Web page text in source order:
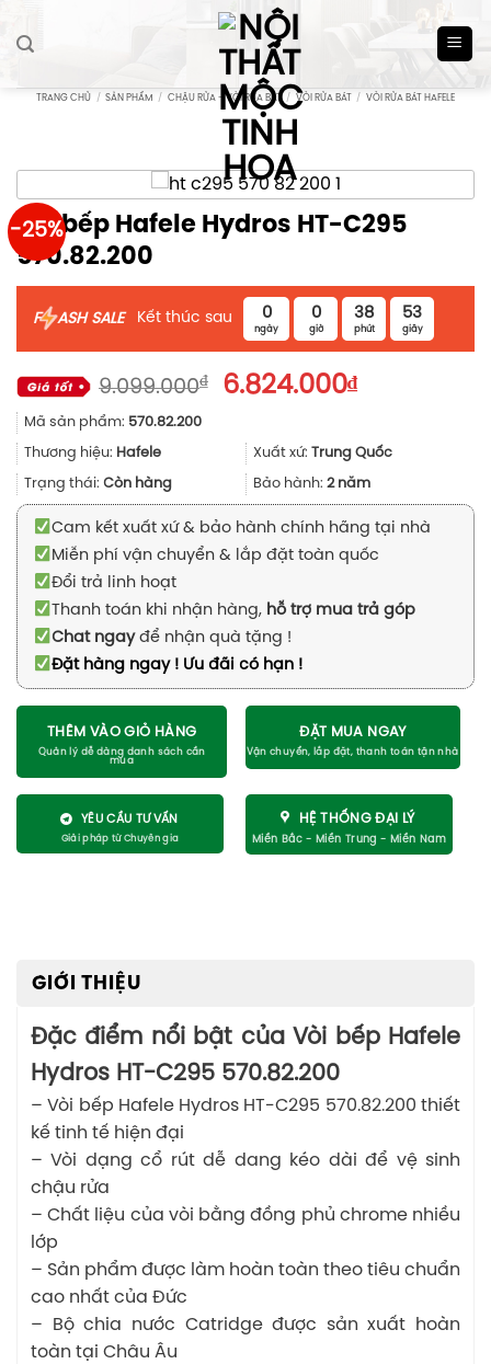
TRANG CHỦ / SẢN PHẨM / CHẬU RỬA - VÒI RỬA BÁT / VÒI RỬA BÁT / VÒI RỬA BÁT HAFELE
-25%
Vòi bếp Hafele Hydros HT-C295
570.82.200
F ASH SALE Kết thúc sau 0
ngày
0
giờ
38
phút
53
giây
9.099.000₫
Giá
9.099.000₫.
6.824.000₫Giá
là:
6.824.000₫.
Mã sản phẩm: 570.82.200
Thương hiệu: Hafele Xuất xứ: Trung Quốc
Trạng thái: Còn hàng Bảo hành: 2 năm
Cam kết xuất xứ & bảo hành chính hãng tại nhà
Miễn phí vận chuyển & lắp đặt toàn quốc
Đổi trả linh hoạt
Thanh toán khi nhận hàng, hỗ trợ mua trả góp
Chat ngayđể nhận quà tặng !
Đặt hàng ngay ! Ưu đãi có hạn !
THÊM VÀO GIỎ HÀNG ĐẶT MUA NGAY
YÊU CẦU TƯ VẤN HỆ THỐNG ĐẠI LÝ
GIỚI THIỆU
Đặc điểm nổi bật của Vòi bếp Hafele
Hydros HT-C295 570.82.200
– Vòi bếp Hafele Hydros HT-C295 570.82.200 thiết
kế tinh tế hiện đại
– Vòi dạng cổ rút dễ dang kéo dài để vệ sinh
chậu rửa
– Chất liệu của vòi bằng đồng phủ chrome nhiều
lớp
– Sản phẩm được làm hoàn toàn theo tiêu chuẩn
cao nhất của Đức
– Bộ chia nước Catridge được sản xuất hoàn
toàn tại Châu Âu